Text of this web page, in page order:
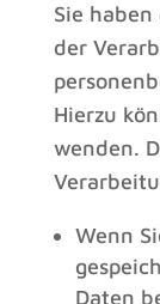
Sie
der
Hierzu
wenden.
Wenn
Daten